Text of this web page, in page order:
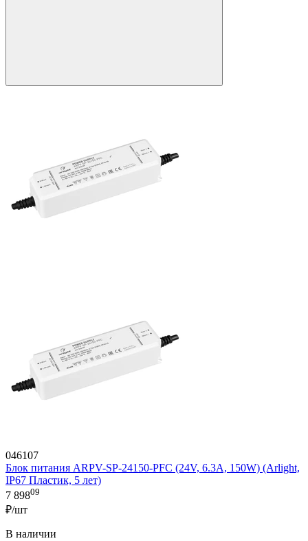
046107
Блок питания ARPV-SP-24150-PFC (24V, 6.3A, 150W) (Arlight,
IP67 Пластик, 5 лет)
7 89809
₽/шт
В наличии